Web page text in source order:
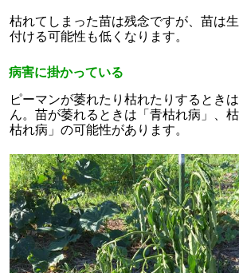
枯れてしまった苗は残念ですが、苗は
付ける可能性も低くなります。
病害に掛かっている
ピーマンが萎れたり枯れたりするとき
ん。苗が萎れるときは「青枯れ病」、
枯れ病」の可能性があります。